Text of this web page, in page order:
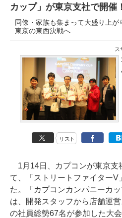
カップ」が東京支社で開催！
同僚・家族も集まって大盛り上
東京の東西決戦へ
ス
リスト
1月14日、カプコンが東京支
て、「ストリートファイターV
た。「カプコンカンパニーカ
は、開発スタッフから店舗運
の社員総勢67名が参加した大